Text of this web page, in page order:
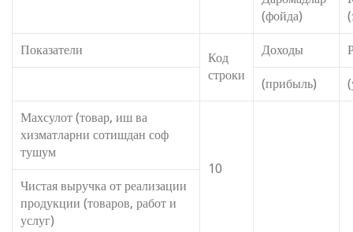
(фойда)
Показатели
Код
строки
Доходы
(прибыль)
Махсулот (товар, иш ва
хизматларни сотишдан соф
тушум
10
Чистая выручка от реализации
продукции (товаров, работ и
услуг)